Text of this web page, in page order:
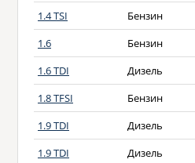
1.4 TSI
Бензин
1.6
Бензин
1.6 TDI
Дизель
1.8 TFSI
Бензин
1.9 TDI
Дизель
1.9 TDI
Дизель